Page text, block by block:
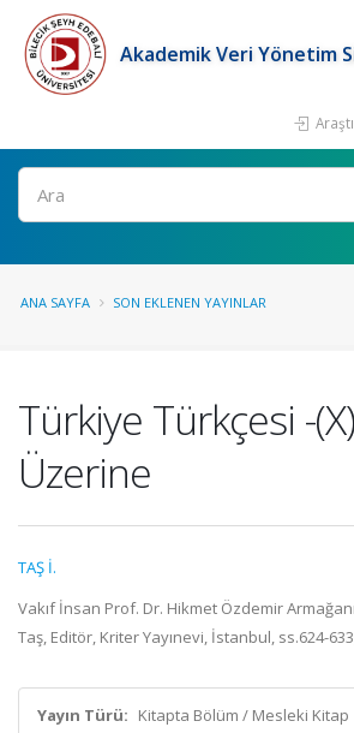
Akademik Veri Yönetim
Ara
ANA SAYFA SON EKLENEN YAYINLAR
Türkiye Türkçesi -
Üzerine
TAŞ İ.
Vakıf İnsan Prof. Dr. Hikmet Özdemir
Taş, Editör, Kriter Yayınevi, İstanbul, ss.624-
Yayın Türü: Kitapta Bölüm / Mesleki Kitap